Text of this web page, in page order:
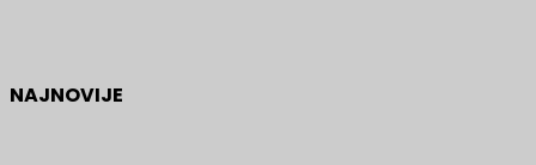
NAJNOVIJE